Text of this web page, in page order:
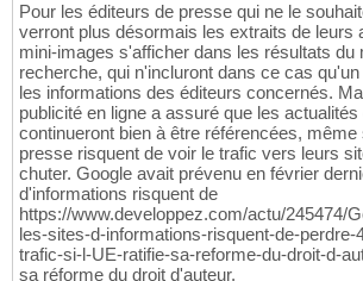
Pour les éditeurs de presse qui ne le
verront plus désormais les extraits de leurs
mini-images s'afficher dans les résultats du
recherche, qui n'incluront dans ce cas
les informations des éditeurs concernés.
publicité en ligne a assuré que les
continueront bien à être référencées,
presse risquent de voir le trafic vers leurs
chuter. Google avait prévenu en février
d'informations risquent de
https://www.developpez.com/actu/245474/
les-sites-d-informations-risquent-de-perdre-
trafic-si-l-UE-ratifie-sa-reforme-du-droit-d-
sa réforme du droit d'auteur.